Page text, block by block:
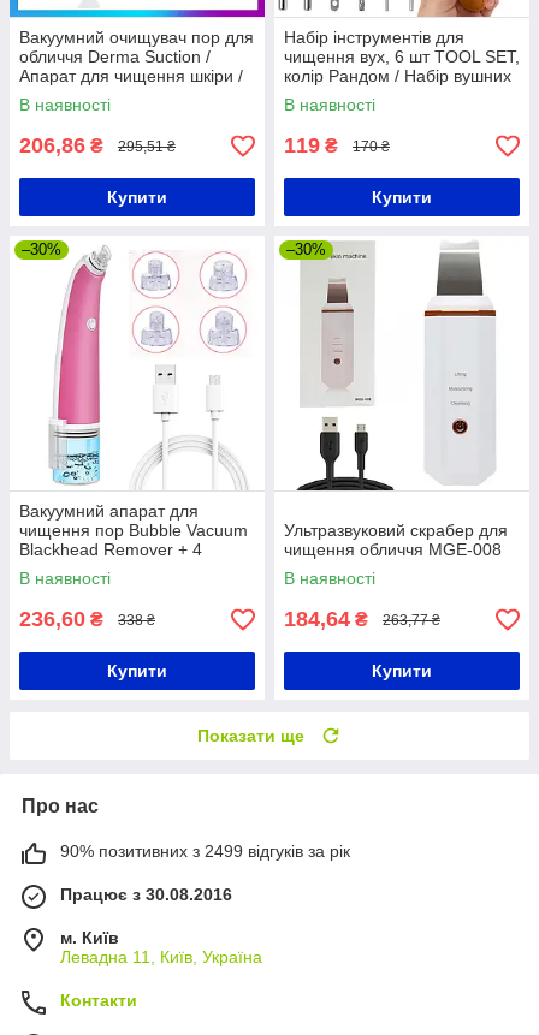
Вакуумний очищувач пор для
обличчя Derma Suction /
Апарат для чищення шкіри /
Прилад для видалення
чорних точок
В наявності
206,86 ₴ 295,51 ₴
Купити
Набір інструментів для
чищення вух, 6 шт TOOL SET,
колір Рандом / Набір вушних
металевих паличок
В наявності
119 ₴ 170 ₴
Купити
–30%
Вакуумний апарат для
чищення пор Bubble Vacuum
Blackhead Remover + 4
насадки / Бездротовий
очищувач шкіри
В наявності
236,60 ₴ 338 ₴
Купити
–30%
Ультразвуковий скрабер для
чищення обличчя MGE-008
В наявності
184,64 ₴ 263,77 ₴
Купити
Показати ще
Про нас
90% позитивних з 2499 відгуків за рік
Працює з 30.08.2016
м. Київ
Левадна 11, Київ, Україна
Контакти